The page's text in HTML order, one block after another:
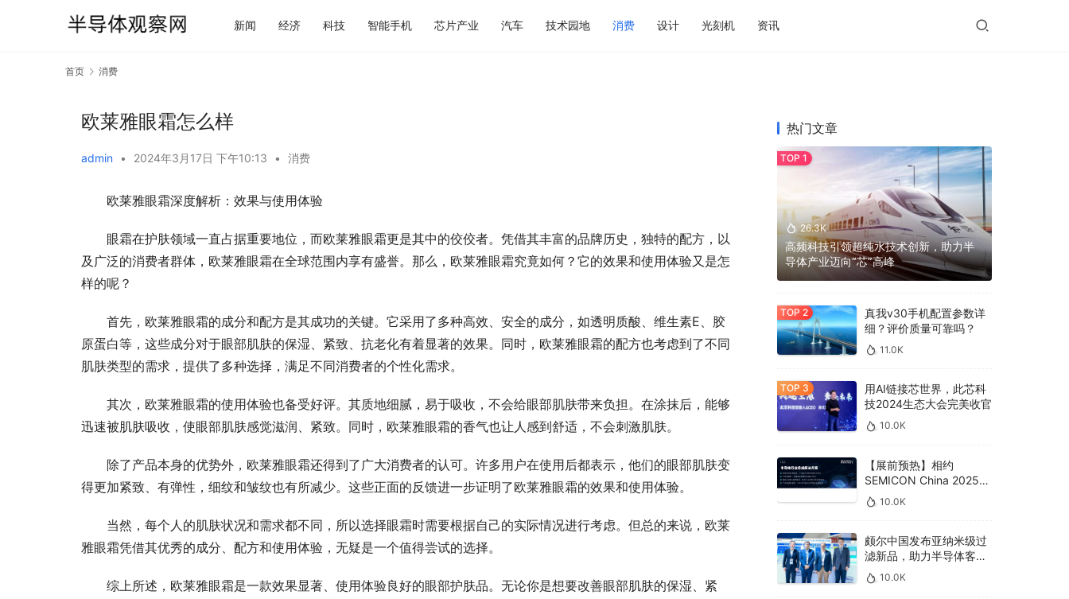
新闻 经济 科技 智能手机 芯片产业 汽车 技术园地 消费 设计 光刻机 资讯
首页 消费
欧莱雅眼霜怎么样
admin • 2024年3月17日 下午10:13 • 消费
欧莱雅眼霜深度解析：效果与使用体验
眼霜在护肤领域一直占据重要地位，而欧莱雅眼霜更是其中的佼佼者。凭借其丰富的品牌历史，独特的配方，以
及广泛的消费者群体，欧莱雅眼霜在全球范围内享有盛誉。那么，欧莱雅眼霜究竟如何？它的效果和使用体验又是怎
样的呢？
首先，欧莱雅眼霜的成分和配方是其成功的关键。它采用了多种高效、安全的成分，如透明质酸、维生素E、胶
原蛋白等，这些成分对于眼部肌肤的保湿、紧致、抗老化有着显著的效果。同时，欧莱雅眼霜的配方也考虑到了不同
肌肤类型的需求，提供了多种选择，满足不同消费者的个性化需求。
其次，欧莱雅眼霜的使用体验也备受好评。其质地细腻，易于吸收，不会给眼部肌肤带来负担。在涂抹后，能够
迅速被肌肤吸收，使眼部肌肤感觉滋润、紧致。同时，欧莱雅眼霜的香气也让人感到舒适，不会刺激肌肤。
除了产品本身的优势外，欧莱雅眼霜还得到了广大消费者的认可。许多用户在使用后都表示，他们的眼部肌肤变
得更加紧致、有弹性，细纹和皱纹也有所减少。这些正面的反馈进一步证明了欧莱雅眼霜的效果和使用体验。
当然，每个人的肌肤状况和需求都不同，所以选择眼霜时需要根据自己的实际情况进行考虑。但总的来说，欧莱
雅眼霜凭借其优秀的成分、配方和使用体验，无疑是一个值得尝试的选择。
综上所述，欧莱雅眼霜是一款效果显著、使用体验良好的眼部护肤品。无论你是想要改善眼部肌肤的保湿、紧
热门文章
26.3K
高频科技引领超纯水技术创新，助力半
导体产业迈向“芯”高峰
真我v30手机配置参数详
细？评价质量可靠吗？
11.0K
用AI链接芯世界，此芯科
技2024生态大会完美收官
10.0K
【展前预热】相约
SEMICON China 2025，
德克威尔总线解决方案革
新助力半导体设备高效升
10.0K
颇尔中国发布亚纳米级过
滤新品，助力半导体客户
良率提升
10.0K